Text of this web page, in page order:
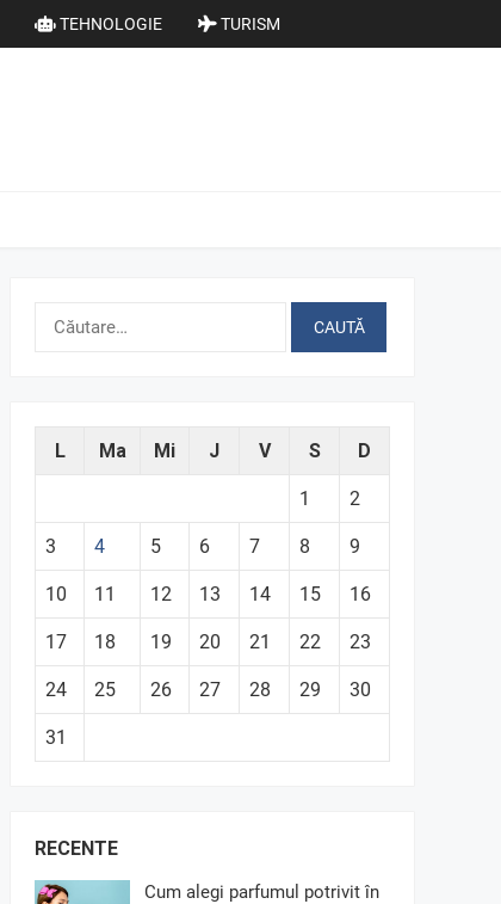
TEHNOLOGIE TURISM
Caută
L Ma Mi J V S D
1 2
3 4 5 6 7 8 9
10 11 12 13 14 15 16
17 18 19 20 21 22 23
24 25 26 27 28 29 30
31
RECENTE
Cum alegi parfumul potrivit în